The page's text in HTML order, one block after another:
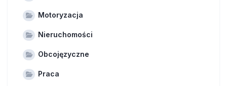
Motoryzacja
Nieruchomości
Obcojęzyczne
Praca